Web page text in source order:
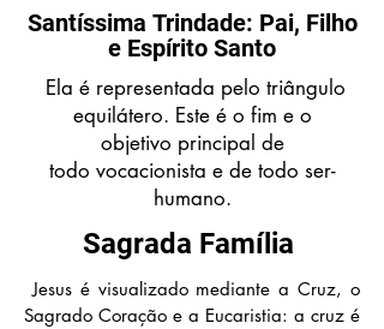
Santíssima Trindade: Pai, Filho
e Espírito Santo
Ela érepresentada pelo triângulo
equilátero. Este é o fim e o
objetivo principal de
todo vocacionista e de todo ser-
humano.
Sagrada Família
Jesus é visualizado mediante a Cruz, o
Sagrado Coração e a Eucaristia: a cruz é